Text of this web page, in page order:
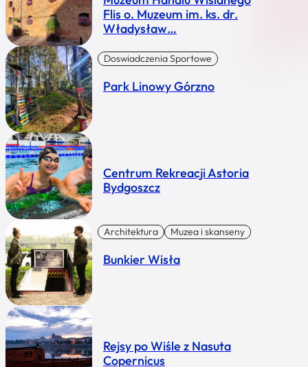
Flis o. Muzeum im. ks. dr.
Władysław…
Doswiadczenia Sportowe
Park Linowy Górzno
Centrum Rekreacji Astoria
Bydgoszcz
Architektura Muzea i skanseny
Bunkier Wisła
Rejsy po Wiśle z Nasuta
Copernicus